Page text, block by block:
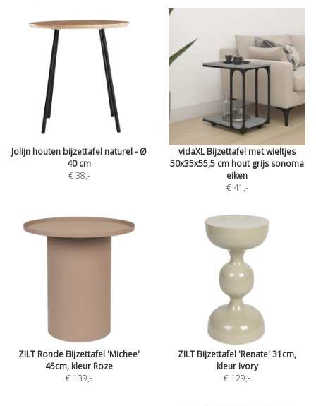
Jolijn houten bijzettafel naturel - Ø
40 cm
€ 38,-
vidaXL Bijzettafel met wieltjes
50x35x55,5 cm hout grijs sonoma
eiken
€ 41 ,-
ZILT Ronde Bijzettafel 'Michee'
45cm, kleur Roze
€ 139,-
ZILT Bijzettafel 'Renate' 31cm,
kleur Ivory
€ 129,-